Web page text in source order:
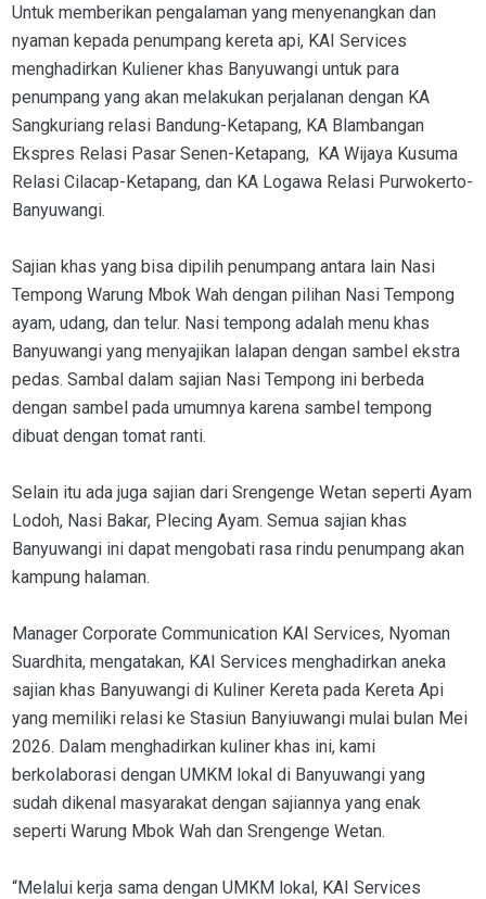
Untuk memberikan pengalaman yang menyenangkan dan
nyaman kepada penumpang kereta api, KAI Services
menghadirkan Kuliener khas Banyuwangi untuk para
penumpang yang akan melakukan perjalanan dengan KA
Sangkuriang relasi Bandung-Ketapang, KA Blambangan
Ekspres Relasi Pasar Senen-Ketapang, KA Wijaya Kusuma
Relasi Cilacap-Ketapang, dan KA Logawa Relasi Purwokerto-
Banyuwangi.
Sajian khas yang bisa dipilih penumpang antara lain Nasi
Tempong Warung Mbok Wah dengan pilihan Nasi Tempong
ayam, udang, dan telur. Nasi tempong adalah menu khas
Banyuwangi yang menyajikan lalapan dengan sambel ekstra
pedas. Sambal dalam sajian Nasi Tempong ini berbeda
dengan sambel pada umumnya karena sambel tempong
dibuat dengan tomat ranti.
Selain itu ada juga sajian dari Srengenge Wetan seperti Ayam
Lodoh, Nasi Bakar, Plecing Ayam. Semua sajian khas
Banyuwangi ini dapat mengobati rasa rindu penumpang akan
kampung halaman.
Manager Corporate Communication KAI Services, Nyoman
Suardhita, mengatakan, KAI Services menghadirkan aneka
sajian khas Banyuwangi di Kuliner Kereta pada Kereta Api
yang memiliki relasi ke Stasiun Banyiuwangi mulai bulan Mei
2026. Dalam menghadirkan kuliner khas ini, kami
berkolaborasi dengan UMKM lokal di Banyuwangi yang
sudah dikenal masyarakat dengan sajiannya yang enak
seperti Warung Mbok Wah dan Srengenge Wetan.
“Melalui kerja sama dengan UMKM lokal, KAI Services